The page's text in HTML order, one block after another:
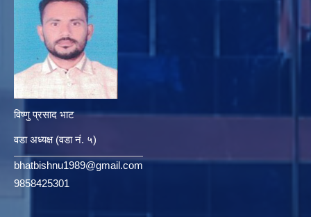
विष्णु प्रसाद भाट
वडा अध्यक्ष (वडा नं. ५)
bhatbishnu1989@gmail.com
9858425301